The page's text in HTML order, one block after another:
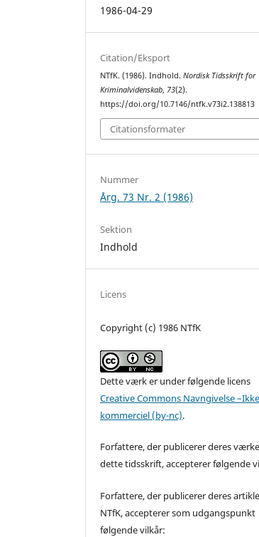
1986-04-29
Citation/Eksport
NTfK. (1986). Indhold.Nordisk Tidsskrift for
Kriminalvidenskab, 73(2).
https://doi.org/10.7146/ntfk.v73i2.138813
Citationsformater
Nummer
Årg. 73 Nr. 2 (1986)
Sektion
Indhold
Licens
Copyright (c) 1986 NTfK
Dette værk er under følgende licens
Creative Commons Navngivelse
kommerciel (by-nc).
Forfattere, der publicerer deres
dette tidsskrift, accepterer følgende
Forfattere, der publicerer deres
NTfK, accepterer som udgangspunkt
følgende vilkår: